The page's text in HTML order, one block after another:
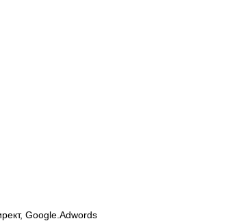
Google.Adwords